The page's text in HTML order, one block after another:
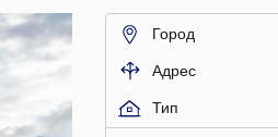
Город
Адрес
Тип